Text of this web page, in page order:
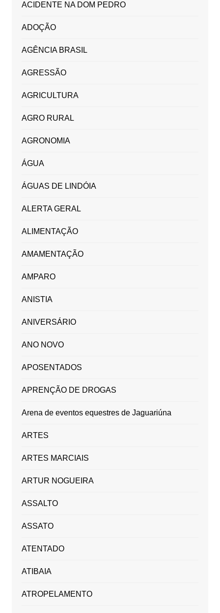
ACIDENTE NA DOM PEDRO
ADOÇÃO
AGÊNCIA BRASIL
AGRESSÃO
AGRICULTURA
AGRO RURAL
AGRONOMIA
ÁGUA
ÁGUAS DE LINDÓIA
ALERTA GERAL
ALIMENTAÇÃO
AMAMENTAÇÃO
AMPARO
ANISTIA
ANIVERSÁRIO
ANO NOVO
APOSENTADOS
APRENÇÃO DE DROGAS
Arena de eventos equestres de Jaguariúna
ARTES
ARTES MARCIAIS
ARTUR NOGUEIRA
ASSALTO
ASSATO
ATENTADO
ATIBAIA
ATROPELAMENTO